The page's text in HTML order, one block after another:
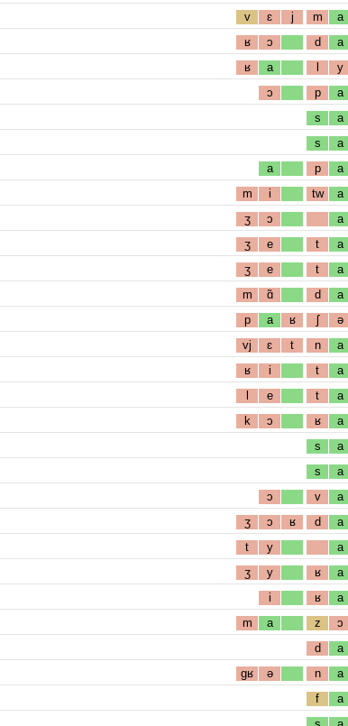
v ɛ j m a
ʁ ɔ d a
ʁ a l y
ɔ p a
s a
s a
a p a
m i tw a
ʒ ɔ a
ʒ e t a
ʒ e t a
m ɑ̃ d a
p a ʁ ʃ ə
vj ɛ t n a
ʁ i t a
l e t a
k ɔ ʁ a
s a
s a
ɔ v a
ʒ ɔ ʁ d a
t y a
ʒ y ʁ a
i ʁ a
m a z ɔ
d a
gʁ ə n a
f a